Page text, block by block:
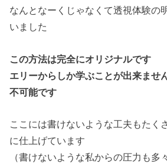
なんとなーくじゃなくて透視体験の
いました
この方法は完全にオリジナルです
エリーからしか学ぶことが出来ませ
不可能です
ここには書けないような工夫もたく
に仕上げています
（書けないような私からの圧力も多